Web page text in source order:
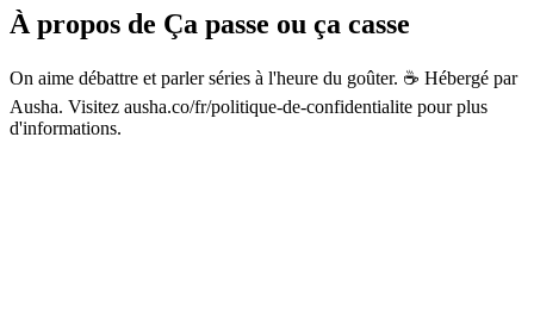
À propos de Ça passe ou ça casse
On aime débattre et parler séries à l'heure du goûter. ☕ Hébergé par
Ausha. Visitez ausha.co/fr/politique-de-confidentialite pour plus
d'informations.